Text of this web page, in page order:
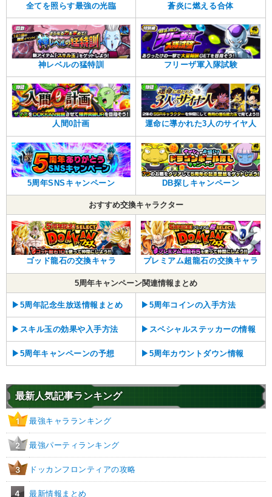
全てを照らす最強の光臨 蒼炎に燃える合体
神レベルの猛特訓 フリーザ軍入隊試験
人間0計画 運命に導かれた3人のサイヤ人
5周年SNSキャンペーン DB探しキャンペーン
おすすめ交換キャラクター
ゴッド龍石の交換キャラ プレミアム超龍石の交換キャラ
5周年キャンペーン関連情報まとめ
▶︎5周年記念生放送情報まとめ ▶︎5周年コインの入手方法
▶︎スキル玉の効果や入手方法 ▶︎スペシャルステッカーの情報
▶︎5周年キャンペーンの予想 ▶︎5周年カウントダウン情報
最新人気記事ランキング
1 最強キャラランキング
2 最強パーティランキング
3 ドッカンフロンティアの攻略
4 最新情報まとめ